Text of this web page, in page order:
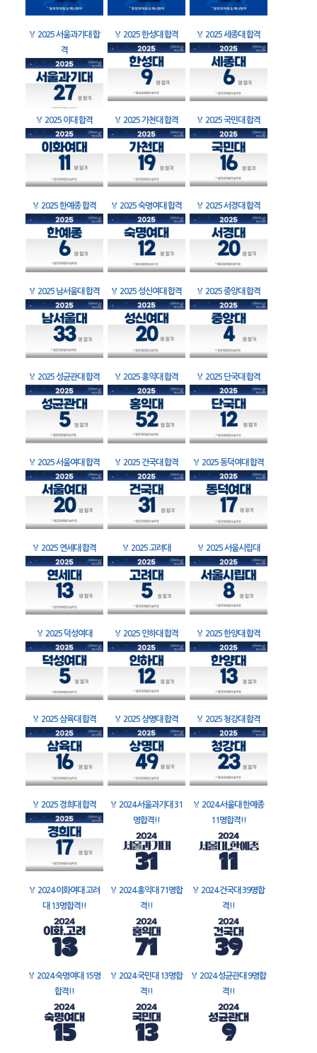
🏅 2025 서울과기대 합
격
🏅 2025 한성대 합격 🏅 2025 세종대 합격
🏅 2025 이대 합격 🏅 2025 가천대 합격 🏅 2025 국민대 합격
🏅 2025 한예종 합격 🏅 2025 숙명여대 합격 🏅 2025 서경대 합격
🏅 2025 남서울대 합격 🏅 2025 성신여대 합격 🏅 2025 중앙대 합격
🏅 2025 성균관대 합격 🏅 2025 홍익대 합격 🏅 2025 단국대 합격
🏅 2025 서울여대 합격 🏅 2025 건국대 합격 🏅 2025 동덕여대 합격
🏅 2025 연세대 합격 🏅 2025 고려대 🏅 2025 서울시립대
🏅 2025 덕성여대 🏅 2025 인하대 합격 🏅 2025 한양대 합격
🏅 2025 삼육대 합격 🏅 2025 상명대 합격 🏅 2025 청강대 합격
🏅 2025 경희대 합격 🏅 2024 서울과기대 31
명합격!!
🏅 2024 서울대 한예종
11명합격!!
🏅 2024 이화여대 고려
대 13명합격!!
🏅 2024 홍익대 71명합
격!!
🏅 2024 건국대 39명합
격!!
🏅 2024 숙명여대 15명
합격!!
🏅 2024 국민대 13명합
격!!
🏅 2024 성균관대 9명합
격!!